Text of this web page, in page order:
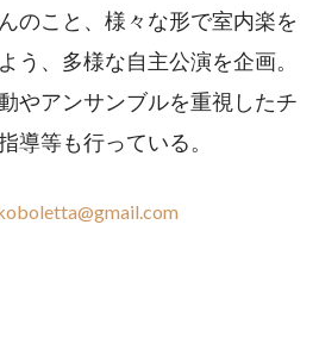
のこと、様々な形で室内楽を
う、多様な自主公演を企画。
やアンサンブルを重視したチ
導等も行っている。